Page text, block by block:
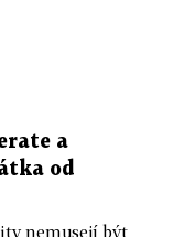
a
od
nemusejí být